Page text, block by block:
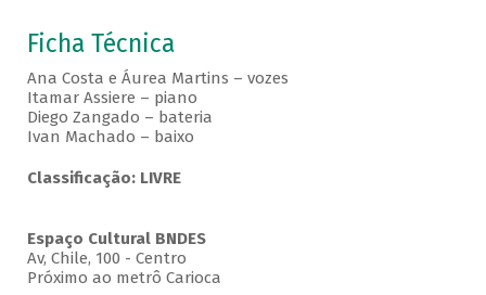
Ficha Técnica
Ana Costa e Áurea Martins – vozes
Itamar Assiere – piano
Diego Zangado – bateria
Ivan Machado – baixo
Classificação: LIVRE
Espaço Cultural BNDES
Av, Chile, 100 - Centro
Próximo ao metrô Carioca